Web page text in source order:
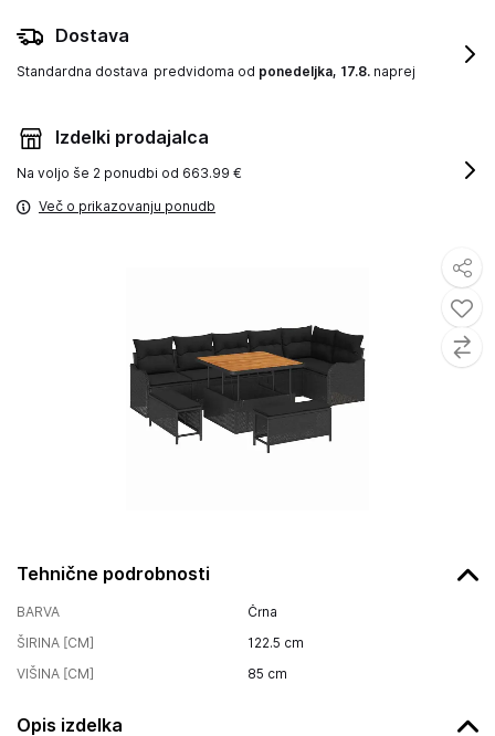
Tehnične podrobnosti
BARVA
Črna
ŠIRINA [CM]
122.5 cm
VIŠINA [CM]
85 cm
Opis izdelka
Dostava
Standardna dostava predvidoma od ponedeljka, 17.8. naprej
Izdelki prodajalca
Na voljo še 2 ponudbi od 663.99 €
Več o prikazovanju ponudb